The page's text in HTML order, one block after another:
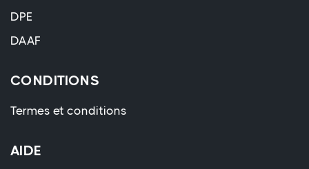
DPE
DAAF
CONDITIONS
Termes et conditions
AIDE